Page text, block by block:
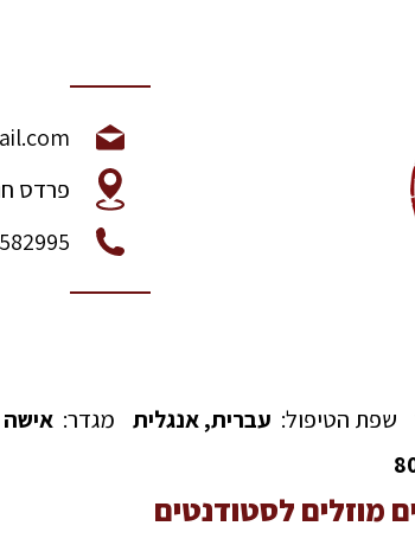
פרדס
שפת הטיפול: עברית, אנגלית מגדר: אישה
מוזלים לסטודנטים